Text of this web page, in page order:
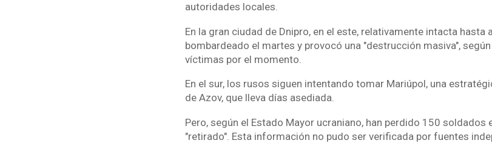
autoridades locales.
En la gran ciudad de Dnipro, en el este, relativamente intacta hasta
bombardeado el martes y provocó una "destrucción masiva",
víctimas por el momento.
En el sur, los rusos siguen intentando tomar Mariúpol, una
de Azov, que lleva días asediada.
Pero, según el Estado Mayor ucraniano, han perdido 150 soldados
"retirado". Esta información no pudo ser verificada por fuentes